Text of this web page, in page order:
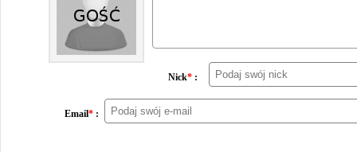
Nick* :
Email* :